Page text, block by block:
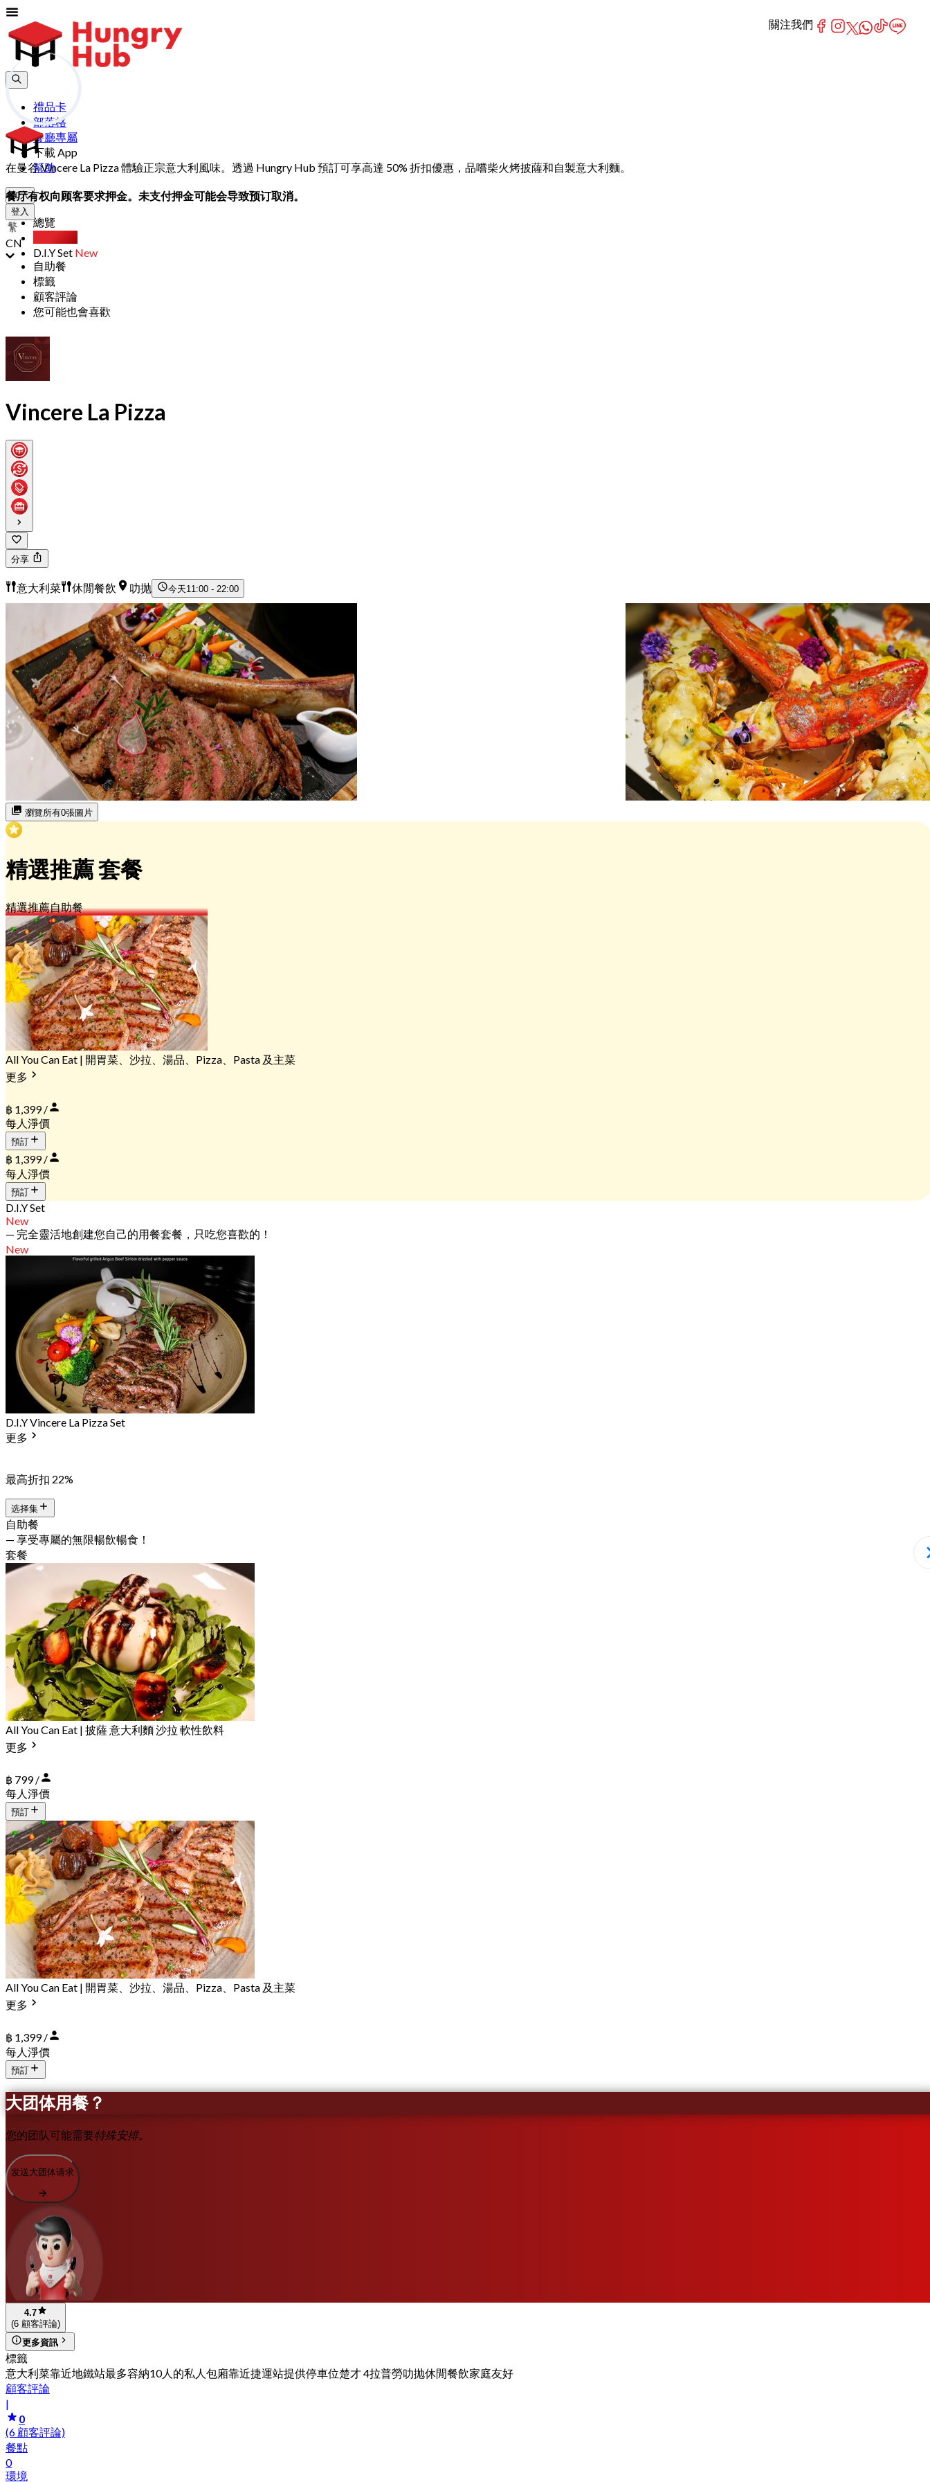
禮品卡
部落格
餐廳專屬
下載 App
幫助
加入
登入
CN
在曼谷 Vincere La Pizza 體驗正宗意大利風味。透過 Hungry Hub 預訂可享高達 50% 折扣優惠，品嚐柴火烤披薩和自製意大利麵。
餐厅有权向顾客要求押金。未支付押金可能会导致预订取消。
總覽
D.I.Y Set New
自助餐
標籤
顧客評論
您可能也會喜歡
Vincere La Pizza
分享
意大利菜 休閒餐飲 叻抛 今天11:00 - 22:00
瀏覽所有0張圖片
精選推薦 套餐
精選推薦自助餐
All You Can Eat | 開胃菜、沙拉、湯品、Pizza、Pasta 及主菜
更多
฿ 1,399 /
每人淨價
預訂
฿ 1,399 /
每人淨價
預訂
D.I.Y Set
New
— 完全靈活地創建您自己的用餐套餐，只吃您喜歡的！
New
D.I.Y Vincere La Pizza Set
更多
最高折扣 22%
选择集
自助餐
— 享受專屬的無限暢飲暢食！
套餐
All You Can Eat | 披薩 意大利麵 沙拉 軟性飲料
更多
฿ 799 /
每人淨價
預訂
All You Can Eat | 開胃菜、沙拉、湯品、Pizza、Pasta 及主菜
更多
฿ 1,399 /
每人淨價
預訂
大团体用餐？
您的团队可能需要特殊安排。
发送大团体请求
4.7
(6 顧客評論)
更多資訊
標籤
意大利菜靠近地鐵站最多容納10人的私人包廂靠近捷運站提供停車位楚才 4拉普勞叻抛休閒餐飲家庭友好
顧客評論
|
0
(6 顧客評論)
餐點
0
環境
關注我們